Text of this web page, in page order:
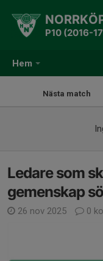
Hem
P10 (2016-
Nästa match
Ledare som
gemenskap
26 nov 2025 0